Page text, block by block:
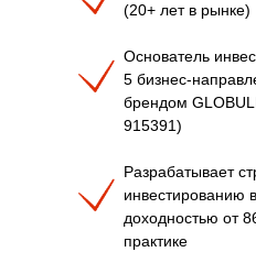
(20+ лет в рынке)
Основатель
5 бизнес-
брендом
915391)
Разрабатывает
инвестированию
доходностью от
практике